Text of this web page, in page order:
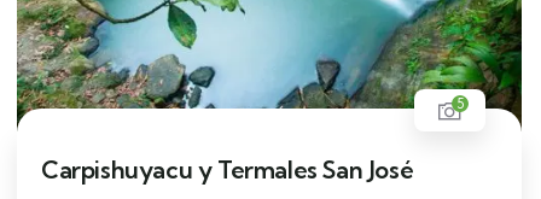
5
Carpishuyacu y Termales San José